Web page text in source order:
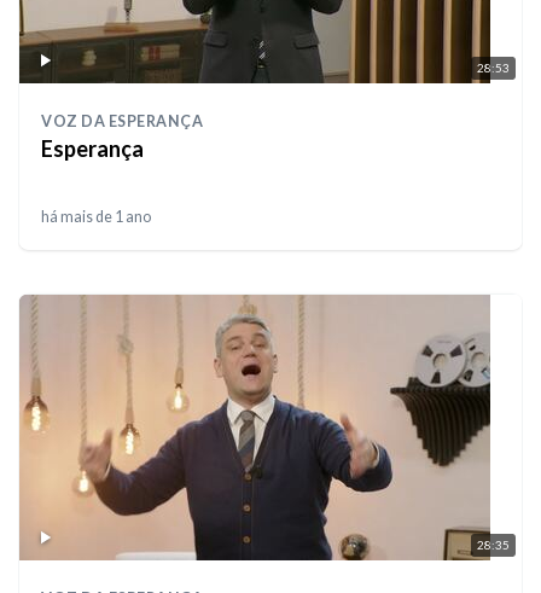
28:53
VOZ DA ESPERANÇA
Esperança
há mais de 1 ano
28:35